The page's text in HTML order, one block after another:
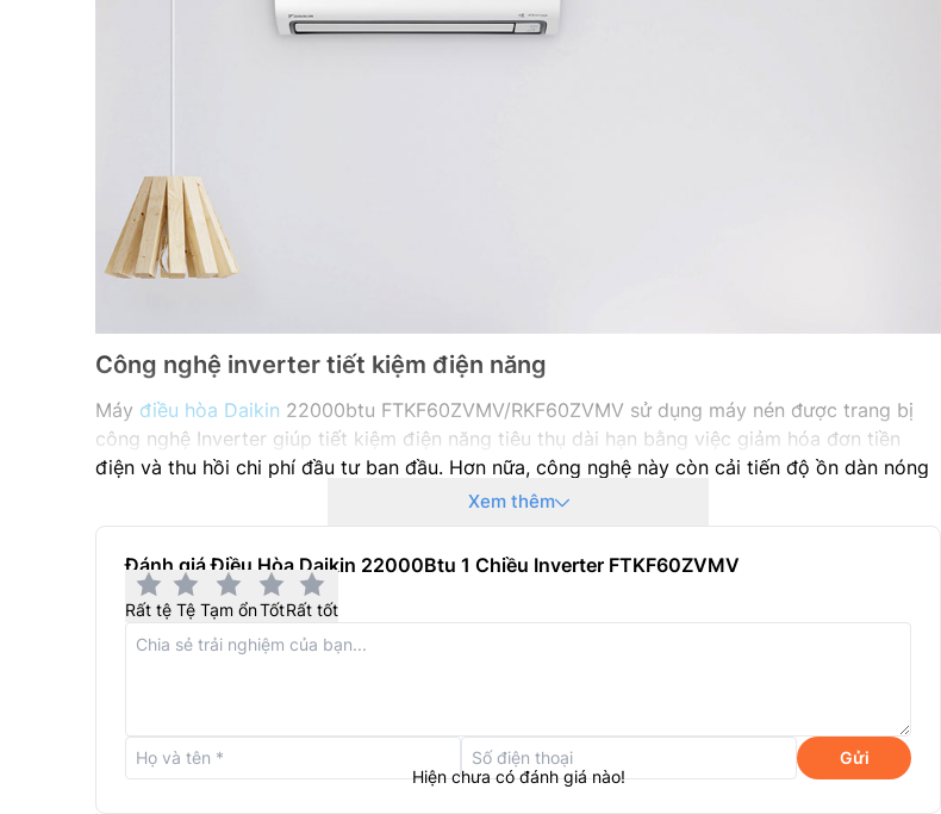
Công nghệ inverter tiết kiệm điện năng
Máy điều hòa Daikin 22000btu FTKF60ZVMV/RKF60ZVMV sử dụng máy nén được trang bị
công nghệ Inverter giúp tiết kiệm điện năng tiêu thụ dài hạn bằng việc giảm hóa đơn tiền
điện và thu hồi chi phí đầu tư ban đầu. Hơn nữa, công nghệ này còn cải tiến độ ồn dàn nóng
và dàn lạnh giúp máy hoạt động êm ái, duy trì nhiệt độ ổn điện và đạt công suất tối ưu.
Xem thêm
Đánh giá Điều Hòa Daikin 22000Btu 1 Chiều Inverter FTKF60ZVMV
Rất tệ Tệ Tạm ổnTốtRất tốt
Gửi
Hiện chưa có đánh giá nào!